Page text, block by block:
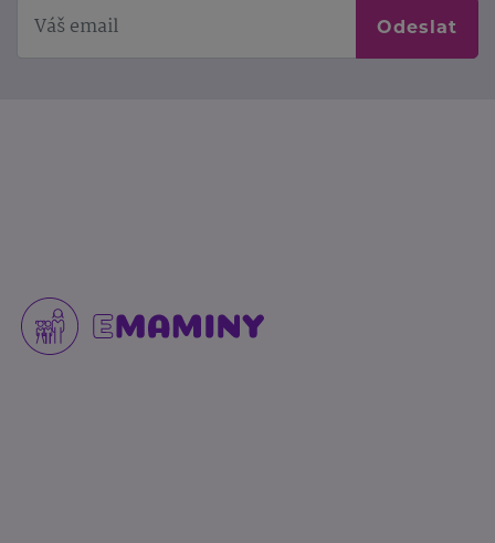
Odeslat